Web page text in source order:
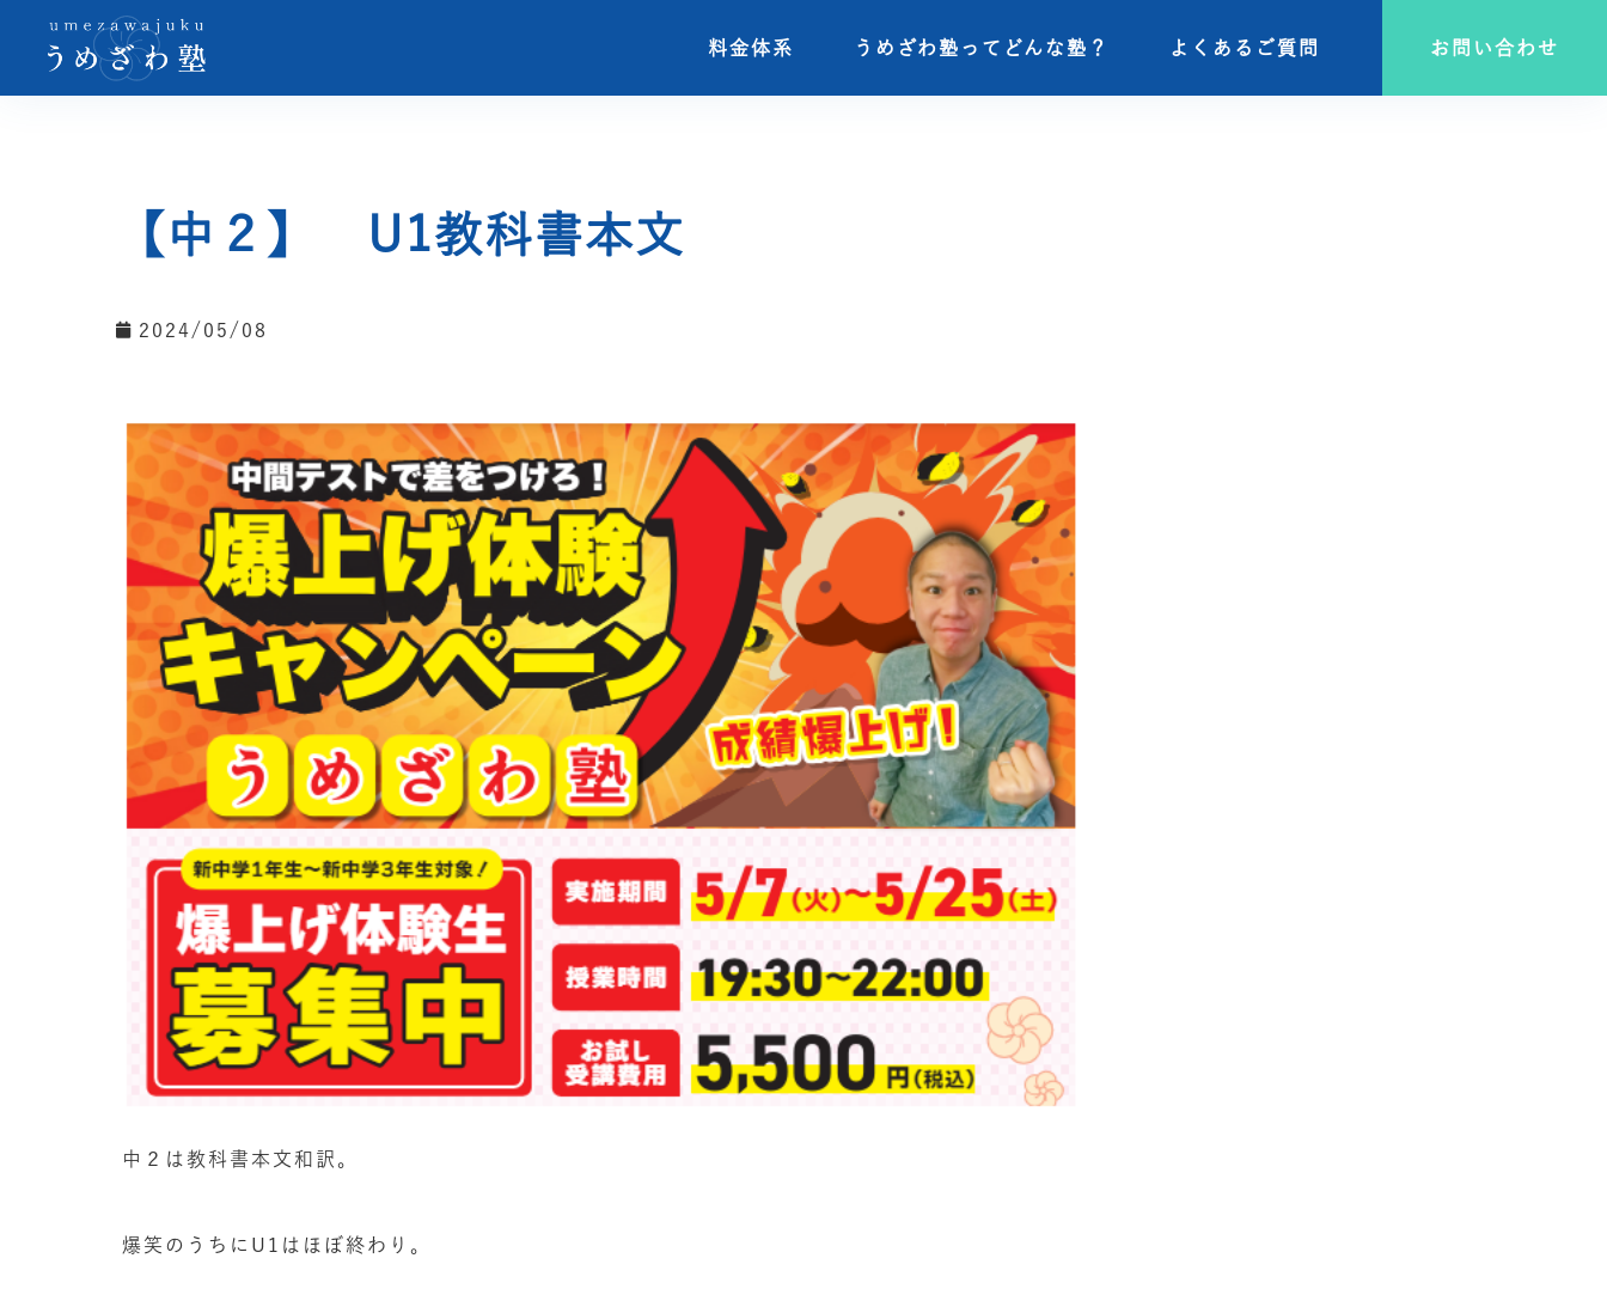
料金体系 うめざわ塾ってどんな塾？ よくあるご質問 お問い合わせ
料金体系 うめざわ塾ってどんな塾？ よくあるご質問 お問い合わせ
【中２】 U1教科書本文
2024/05/08
中２は教科書本文和訳。
爆笑のうちにU1はほぼ終わり。